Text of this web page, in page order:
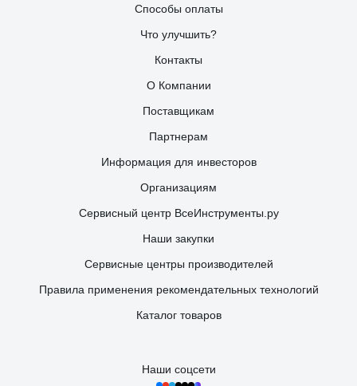
Способы оплаты
Что улучшить?
Контакты
О Компании
Поставщикам
Партнерам
Информация для инвесторов
Организациям
Сервисный центр ВсеИнструменты.ру
Наши закупки
Сервисные центры производителей
Правила применения рекомендательных технологий
Каталог товаров
Наши соцсети